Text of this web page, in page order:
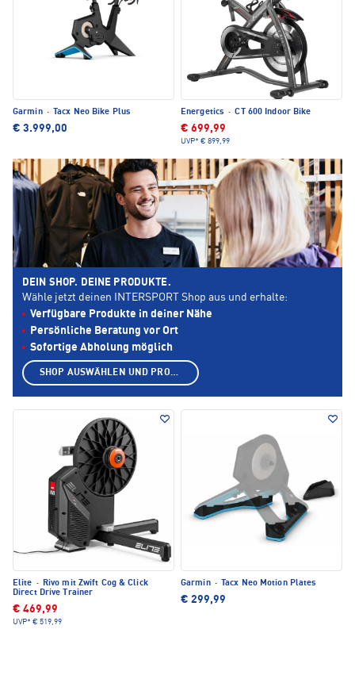
Garmin · Tacx Neo Bike Plus
€ 3.999,00
Energetics · CT 600 Indoor Bike
€ 699,99
UVP* € 899,99
Elite · Rivo mit Zwift Cog & Click
Direct Drive Trainer
€ 469,99
UVP* € 519,99
Garmin · Tacx Neo Motion Plates
€ 299,99
DEIN SHOP. DEINE PRODUKTE.
Wähle jetzt deinen INTERSPORT Shop aus und erhalte:
Verfügbare Produkte in deiner Nähe
Persönliche Beratung vor Ort
Sofortige Abholung möglich
SHOP AUSWÄHLEN UND PRODUKTE ANZEIGEN